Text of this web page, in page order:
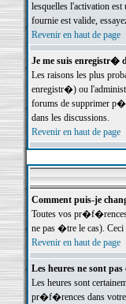
lesquelles l'activation
fournie est valide,
Revenir en haut de page
Je me suis enregistr�
Les raisons les plus
enregistr�) ou
forums de supprimer
dans les discussions.
Revenir en haut de page
Comment puis-je
Toutes vos
ne pas �tre le cas).
Revenir en haut de page
Les heures ne sont pas
Les heures sont
pr�f�rences dans votre